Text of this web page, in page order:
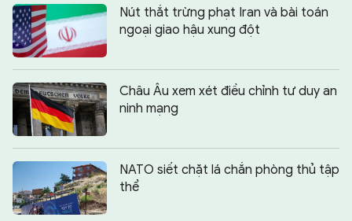
Nút thắt trừng phạt Iran và bài toán
ngoại giao hậu xung đột
Châu Âu xem xét điều chỉnh tư duy an
ninh mạng
NATO siết chặt lá chắn phòng thủ tập
thể